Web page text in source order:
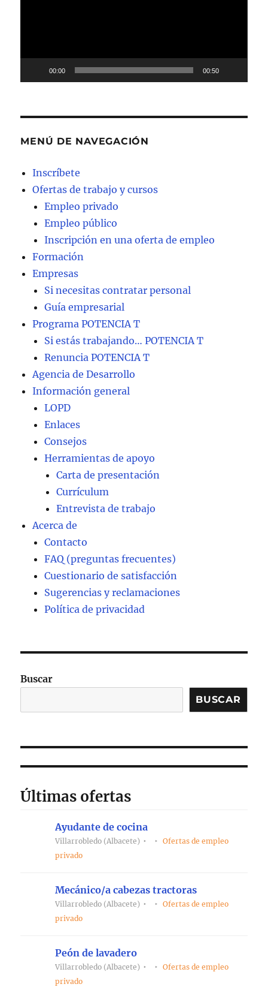
00:00 00:50
MENÚ DE NAVEGACIÓN
Inscríbete
Ofertas de trabajo y cursos
Empleo privado
Empleo público
Inscripción en una oferta de empleo
Formación
Empresas
Si necesitas contratar personal
Guía empresarial
Programa POTENCIA T
Si estás trabajando… POTENCIA T
Renuncia POTENCIA T
Agencia de Desarrollo
Información general
LOPD
Enlaces
Consejos
Herramientas de apoyo
Carta de presentación
Currículum
Entrevista de trabajo
Acerca de
Contacto
FAQ (preguntas frecuentes)
Cuestionario de satisfacción
Sugerencias y reclamaciones
Política de privacidad
Buscar
BUSCAR
Últimas ofertas
Ayudante de cocina
Villarrobledo (Albacete)
Ofertas de empleo
privado
Mecánico/a cabezas tractoras
Villarrobledo (Albacete)
Ofertas de empleo
privado
Peón de lavadero
Villarrobledo (Albacete)
Ofertas de empleo
privado